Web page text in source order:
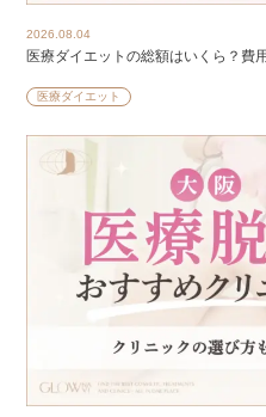
2026.08.04
医療ダイエットの総額はいくら？費
医療ダイエット